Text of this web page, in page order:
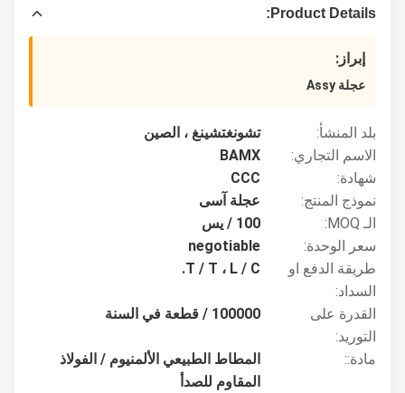
Product Details:
إبراز:
عجلة Assy
بلد المنشأ:
تشونغتشينغ ، الصين
الاسم التجاري:
BAMX
شهادة:
نموذج المنتج:
عجلة آسى
سعر الوحدة:
negotiable
طريقة الدفع او
السداد:
T / T ، L / C.
القدرة على
التوريد:
100000 / قطعة في السنة
مادة::
المطاط الطبيعي الألمنيوم / الفولاذ
المقاوم للصدأ